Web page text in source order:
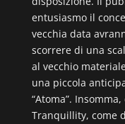
entusiasmo il
vecchia data
scorrere di una
al vecchio
una piccola
“Atoma”.
Tranquillity, come